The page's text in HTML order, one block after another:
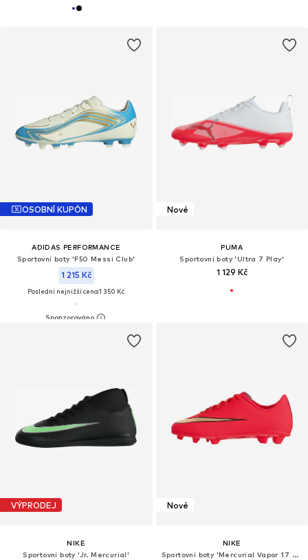
OSOBNÍ KUPÓN
ADIDAS PERFORMANCE
Sportovní boty 'F50 Messi Club'
1 215 Kč
Poslední nejnižší cena:1 350 Kč
Nové
PUMA
Sportovní boty 'Ultra 7 Play'
1 129 Kč
VÝPRODEJ
NIKE
Sportovní boty 'Jr. Mercurial'
Nové
NIKE
Sportovní boty 'Mercurial Vapor 17 Club'